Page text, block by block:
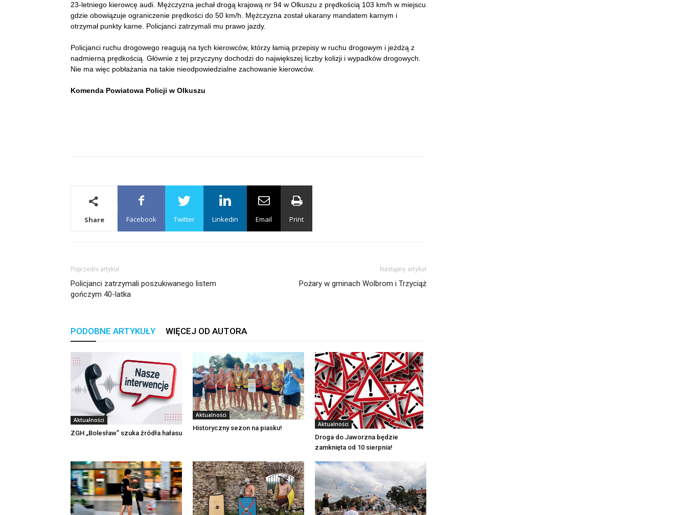
23-letniego kierowcę audi. Mężczyzna jechał drogą krajową nr 94 w Olkuszu z prędkością 103 km/h w miejscu
gdzie obowiązuje ograniczenie prędkości do 50 km/h. Mężczyzna został ukarany mandatem karnym i
otrzymał punkty karne. Policjanci zatrzymali mu prawo jazdy.
Policjanci ruchu drogowego reagują na tych kierowców, którzy łamią przepisy w ruchu drogowym i jeżdżą z
nadmierną prędkością. Głównie z tej przyczyny dochodzi do największej liczby kolizji i wypadków drogowych.
Nie ma więc pobłażania na takie nieodpowiedzialne zachowanie kierowców.
Komenda Powiatowa Policji w Olkuszu
Share Facebook Twitter Linkedin Email Print
Poprzedni artykuł
Policjanci zatrzymali poszukiwanego listem
gończym 40-latka
Następny artykuł
Pożary w gminach Wolbrom i Trzyciąż
PODOBNE ARTYKUŁY WIĘCEJ OD AUTORA
Aktualności
ZGH „Bolesław” szuka źródła hałasu
Aktualności
Historyczny sezon na piasku! Aktualności
Droga do Jaworzna będzie
zamknięta od 10 sierpnia!